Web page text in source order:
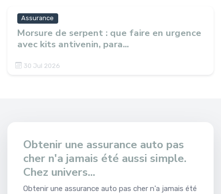
Assurance
Morsure de serpent : que faire en urgence
avec kits antivenin, para...
30 Jul 2026
Obtenir une assurance auto pas
cher n'a jamais été aussi simple.
Chez univers...
Obtenir une assurance auto pas cher n'a jamais été